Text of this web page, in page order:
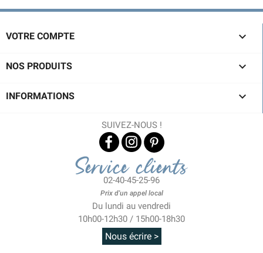
VOTRE COMPTE 
NOS PRODUITS 
INFORMATIONS 
SUIVEZ-NOUS !
Service clients
02-40-45-25-96
Prix d'un appel local
Du lundi au vendredi
10h00-12h30 / 15h00-18h30
Nous écrire >